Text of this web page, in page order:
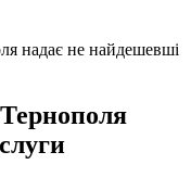
надає не найдешевші